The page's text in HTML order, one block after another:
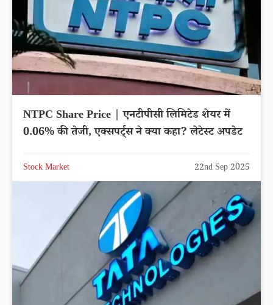
NTPC Share Price | एनटीपीसी लिमिटेड शेयर में
0.06% की तेजी, एक्सपर्ट्स ने क्या कहा? लेटेस्ट अपडेट
Stock Market 22nd Sep 2025